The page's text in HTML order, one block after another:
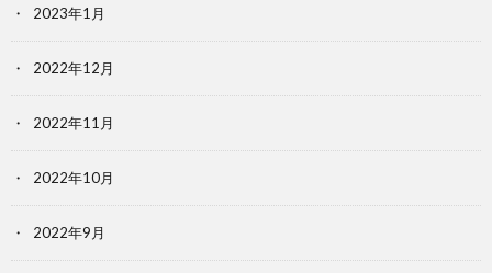
2023年1月
2022年12月
2022年11月
2022年10月
2022年9月